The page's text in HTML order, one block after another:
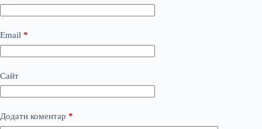
Email *
Сайт
Додати коментар *